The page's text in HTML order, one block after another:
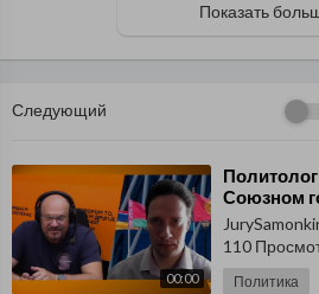
Показать
Следующий
00:00
Союзном
быть
110
Политика